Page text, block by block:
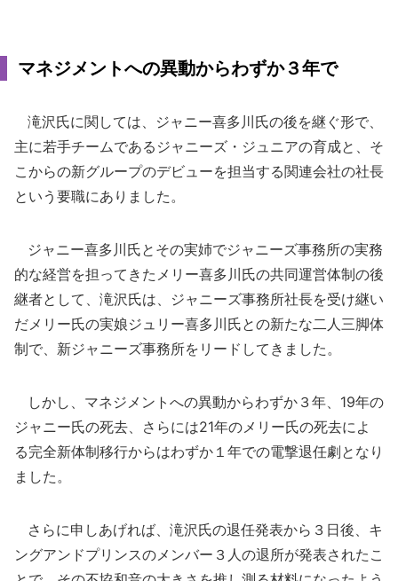
マネジメントへの異動からわずか３年で
滝沢氏に関しては、ジャニー喜多川氏の後を継ぐ形で、
主に若手チームであるジャニーズ・ジュニアの育成と、そ
こからの新グループのデビューを担当する関連会社の社長
という要職にありました。
ジャニー喜多川氏とその実姉でジャニーズ事務所の実務
的な経営を担ってきたメリー喜多川氏の共同運営体制の後
継者として、滝沢氏は、ジャニーズ事務所社長を受け継い
だメリー氏の実娘ジュリー喜多川氏との新たな二人三脚体
制で、新ジャニーズ事務所をリードしてきました。
しかし、マネジメントへの異動からわずか３年、19年の
ジャニー氏の死去、さらには21年のメリー氏の死去によ
る完全新体制移行からはわずか１年での電撃退任劇となり
ました。
さらに申しあげれば、滝沢氏の退任発表から３日後、キ
ングアンドプリンスのメンバー３人の退所が発表されたこ